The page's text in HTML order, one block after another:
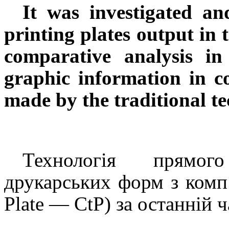
It was investigated
printing plates output in
comparative analysis
graphic information in
made by the traditional
Технологія
друкарських форм з
Plate — CtP) за останній